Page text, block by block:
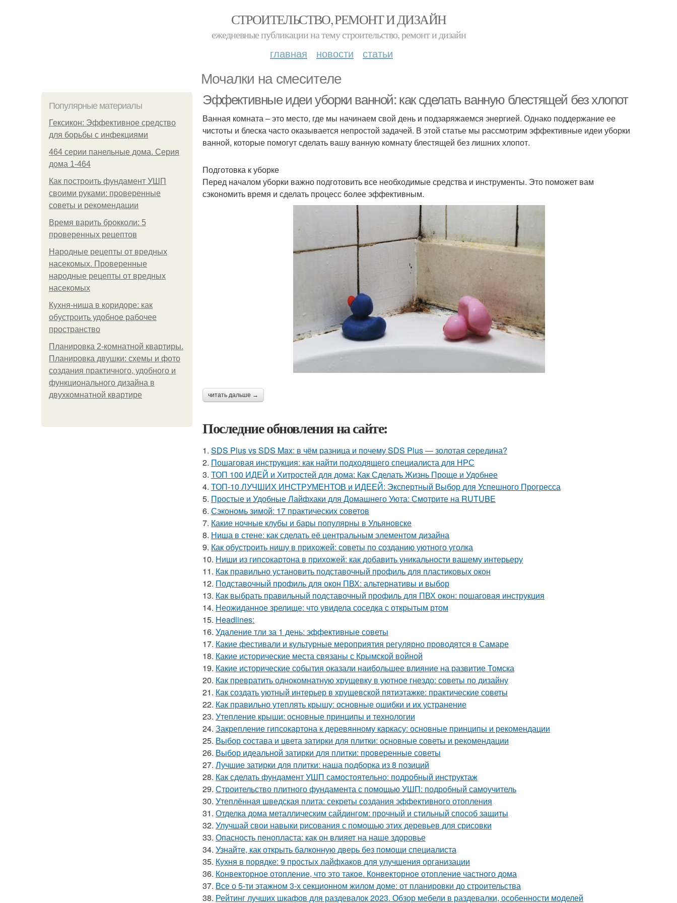
СТРОИТЕЛЬСТВО, РЕМОНТ И ДИЗАЙН
ежедневные публикации на тему строительство, ремонт и дизайн
главная новости статьи
Мочалки на смесителе
Популярные материалы
Гексикон: Эффективное средство
для борьбы с инфекциями
464 серии панельные дома. Серия
дома 1-464
Как построить фундамент УШП
своими руками: проверенные
советы и рекомендации
Время варить брокколи: 5
проверенных рецептов
Народные рецепты от вредных
насекомых. Проверенные
народные рецепты от вредных
насекомых
Кухня-ниша в коридоре: как
обустроить удобное рабочее
пространство
Планировка 2-комнатной квартиры.
Планировка двушки: схемы и фото
создания практичного, удобного и
функционального дизайна в
двухкомнатной квартире
Эффективные идеи уборки ванной: как сделать ванную блестящей без хлопот
Ванная комната – это место, где мы начинаем свой день и подзаряжаемся энергией. Однако поддержание ее
чистоты и блеска часто оказывается непростой задачей. В этой статье мы рассмотрим эффективные идеи уборки
ванной, которые помогут сделать вашу ванную комнату блестящей без лишних хлопот.
Подготовка к уборке
Перед началом уборки важно подготовить все необходимые средства и инструменты. Это поможет вам
сэкономить время и сделать процесс более эффективным.
читать дальше →
Последние обновления на сайте:
1. SDS Plus vs SDS Max: в чём разница и почему SDS Plus — золотая середина?
2. Пошаговая инструкция: как найти подходящего специалиста для НРС
3. ТОП 100 ИДЕЙ и Хитростей для дома: Как Сделать Жизнь Проще и Удобнее
4. ТОП-10 ЛУЧШИХ ИНСТРУМЕНТОВ и ИДЕЕЙ: Экспертный Выбор для Успешного Прогресса
5. Простые и Удобные Лайфхаки для Домашнего Уюта: Смотрите на RUTUBE
6. Сэкономь зимой: 17 практических советов
7. Какие ночные клубы и бары популярны в Ульяновске
8. Ниша в стене: как сделать её центральным элементом дизайна
9. Как обустроить нишу в прихожей: советы по созданию уютного уголка
10. Ниши из гипсокартона в прихожей: как добавить уникальности вашему интерьеру
11. Как правильно установить подставочный профиль для пластиковых окон
12. Подставочный профиль для окон ПВХ: альтернативы и выбор
13. Как выбрать правильный подставочный профиль для ПВХ окон: пошаговая инструкция
14. Неожиданное зрелище: что увидела соседка с открытым ртом
15. Headlines:
16. Удаление тли за 1 день: эффективные советы
17. Какие фестивали и культурные мероприятия регулярно проводятся в Самаре
18. Какие исторические места связаны с Крымской войной
19. Какие исторические события оказали наибольшее влияние на развитие Томска
20. Как превратить однокомнатную хрущевку в уютное гнездо: советы по дизайну
21. Как создать уютный интерьер в хрущевской пятиэтажке: практические советы
22. Как правильно утеплять крышу: основные ошибки и их устранение
23. Утепление крыши: основные принципы и технологии
24. Закрепление гипсокартона к деревянному каркасу: основные принципы и рекомендации
25. Выбор состава и цвета затирки для плитки: основные советы и рекомендации
26. Выбор идеальной затирки для плитки: проверенные советы
27. Лучшие затирки для плитки: наша подборка из 8 позиций
28. Как сделать фундамент УШП самостоятельно: подробный инструктаж
29. Строительство плитного фундамента с помощью УШП: подробный самоучитель
30. Утеплённая шведская плита: секреты создания эффективного отопления
31. Отделка дома металлическим сайдингом: прочный и стильный способ защиты
32. Улучшай свои навыки рисования с помощью этих деревьев для срисовки
33. Опасность пенопласта: как он влияет на наше здоровье
34. Узнайте, как открыть балконную дверь без помощи специалиста
35. Кухня в порядке: 9 простых лайфхаков для улучшения организации
36. Конвекторное отопление, что это такое. Конвекторное отопление частного дома
37. Все о 5-ти этажном 3-х секционном жилом доме: от планировки до строительства
38. Рейтинг лучших шкафов для раздевалок 2023. Обзор мебели в раздевалки, особенности моделей